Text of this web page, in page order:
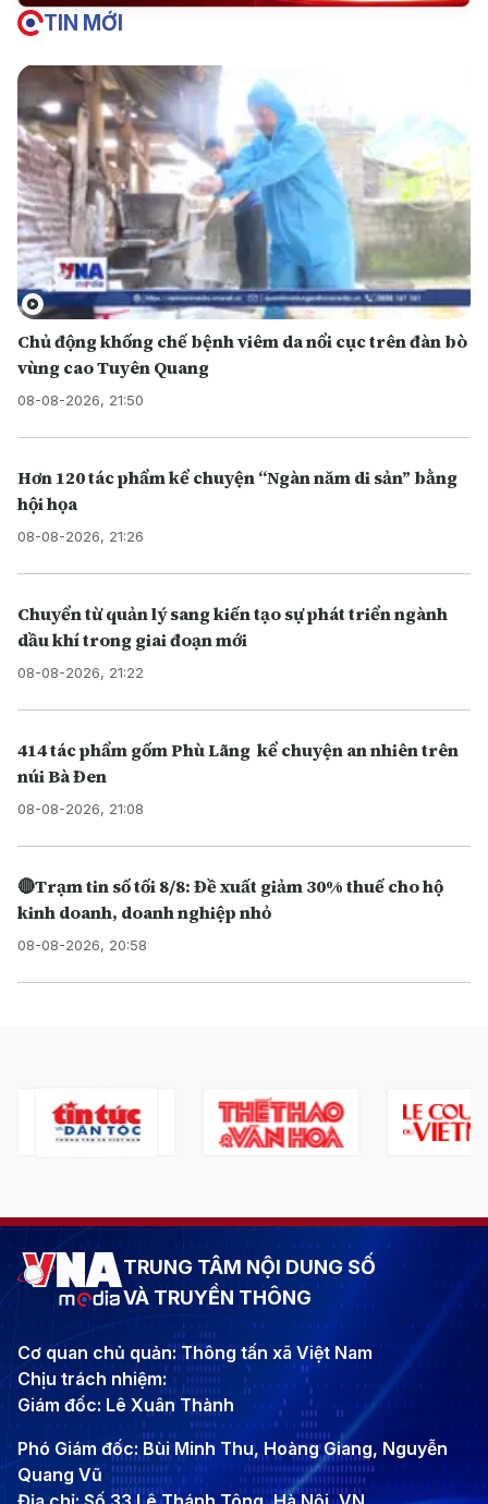
TIN MỚI
Chủ động khống chế bệnh viêm da nổi cục trên đàn bò
vùng cao Tuyên Quang
08-08-2026, 21:50
Hơn 120 tác phẩm kể chuyện “Ngàn năm di sản” bằng
hội họa
08-08-2026, 21:26
Chuyển từ quản lý sang kiến tạo sự phát triển ngành
dầu khí trong giai đoạn mới
08-08-2026, 21:22
414 tác phẩm gốm Phù Lãng kể chuyện an nhiên trên
núi Bà Đen
08-08-2026, 21:08
🔴Trạm tin số tối 8/8: Đề xuất giảm 30% thuế cho hộ
kinh doanh, doanh nghiệp nhỏ
08-08-2026, 20:58
TRUNG TÂM NỘI DUNG SỐ
VÀ TRUYỀN THÔNG
Cơ quan chủ quản: Thông tấn xã Việt Nam
Chịu trách nhiệm:
Giám đốc: Lê Xuân Thành
Phó Giám đốc: Bùi Minh Thu, Hoàng Giang, Nguyễn
Quang Vũ